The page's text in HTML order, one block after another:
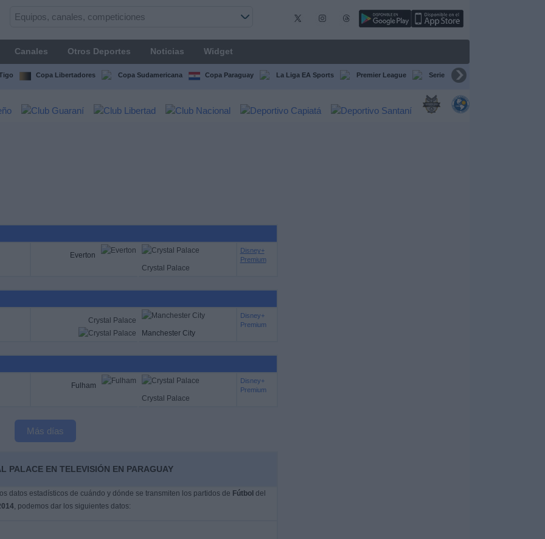
Canales Otros Deportes Noticias Widget
Copa Libertadores Copa Sudamericana Copa Paraguay La Liga EA Sports Premier League Serie A Italiana
Everton
Crystal Palace
Disney+
Premium
Crystal Palace
Manchester City
Disney+
Premium
Fulham
Crystal Palace
Disney+
Premium
Más días
PALACE EN TELEVISIÓN EN PARAGUAY
datos estadísticos de cuándo y dónde se transmiten los partidos de Fútbol del
, podemos dar los siguientes datos: